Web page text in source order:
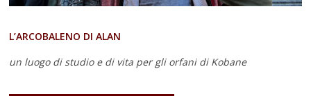
L’ARCOBALENO DI ALAN
un luogo di studio e di vita per gli orfani di Kobane